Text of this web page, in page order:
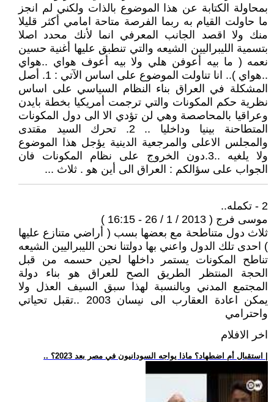
بمحاولة الكتابة عن هذا الموضوع بالذات ولكني لم انجز
ما حاولت القيام به ربما الفرصة متاحة امامي أكثر قليلا
منك ولا اقصد الجانب المعرفي انما لأنك محدد اصلا
بتسمية الليبراليين الشيعه والتي تنطبق عليها أغنية حسين
نعمه ( ما بيه أعوفن هلي ولا بيه أعوف هواي ..هواي
..هواي ).. انا تناولت الموضوع على اساس الآتي : 1. أصل
المشكلة في العراق بناء النظام السياسي على اساس
نظرية حكم المكونات والتي ترجمت أمريكيا بخطة بايدن
وعراقيا بالمحاصصة وهي لن تؤدي الا الى دول المكونات
المتطاحنة بينيا وداخليا .. 2. تحرك السيد مقتدى
والمجلس الاعلى والمرجعية الدينية يؤجل هذا الموضوع
ولا يلغيه ..3.دون الخروج على نظام المكونات فان
الجواب على سؤالكم : العراق الى أين هو . ثلاث ...
2 - تكمله..
موسى فرج ( 2013 / 1 / 26 - 16:15 )
ثلاث دول متناطحة مع بعضها بسب ( أراضي متنازع عليها
) احدى تلك الدول واعني بها دولتنا نحن الليبراليين الشيعه
تناطح المكونات يستمر داخلها لحين حسمه من قبل
الحجة المنتظر الطريق الصح للعراق هو بناء دولة
المجتمع المدني وبالنسبة لهذا سبق السيف العذل ولا
يمكن اعادة العقارب الى نيسان 2003 ..تقبل تحياتي
واحترامي
اخر الافلام